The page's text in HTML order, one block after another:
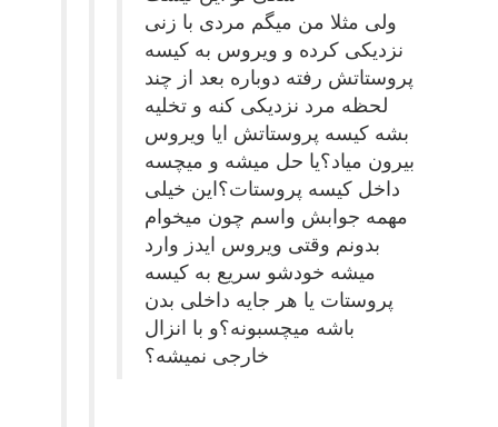
ولی مثلا من میگم مردی با زنی
نزدیکی کرده و ویروس به کیسه
پروستاتش رفته دوباره بعد از چند
لحظه مرد نزدیکی کنه و تخلیه
بشه کیسه پروستاتش ایا ویروس
بیرون میاد؟یا حل میشه و میچسه
داخل کیسه پروستات؟این خیلی
مهمه جوابش واسم چون میخوام
بدونم وقتی ویروس ایدز وارد
میشه خودشو سریع به کیسه
پروستات یا هر جایه داخلی بدن
باشه میچسبونه؟و با انزال
خارجی نمیشه؟